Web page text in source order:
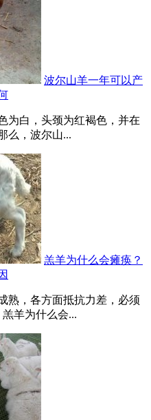
波尔山羊一年可以产
为白，头颈为红褐色，并在
么，波尔山...
羔羊为什么会瘫痪？
熟，各方面抵抗力差，必须
羊为什么会...